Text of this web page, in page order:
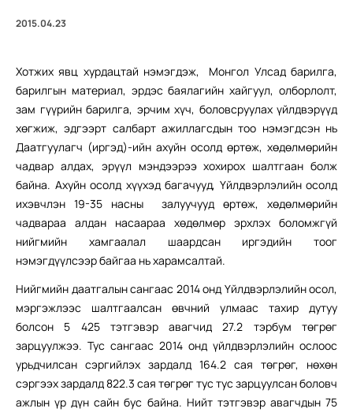
2015.04.23
Хотжих явц хурдацтай нэмэгдэж, Монгол Улсад барилга,
барилгын материал, эрдэс баялагийн хайгуул, олборлолт,
зам гүүрийн барилга, эрчим хүч, боловсруулах үйлдвэрүүд
хөгжиж, эдгээрт салбарт ажиллагсдын тоо нэмэгдсэн нь
Даатгуулагч (иргэд)-ийн ахуйн осолд өртөж, хөдөлмөрийн
чадвар алдах, эрүүл мэндээрээ хохирох шалтгаан болж
байна. Ахуйн осолд хүүхэд багачууд, Үйлдвэрлэлийн осолд
ихэвчлэн 19-35 насны залуучууд өртөж, хөдөлмөрийн
чадвараа алдан насаараа хөдөлмөр эрхлэх боломжгүй
нийгмийн хамгаалал шаардсан иргэдийн тоог
нэмэгдүүлсээр байгаа нь харамсалтай.
Нийгмийн даатгалын сангаас 2014 онд Үйлдвэрлэлийн осол,
мэргэжлээс шалтгаалсан өвчний улмаас тахир дутуу
болсон 5 425 тэтгэвэр авагчид 27.2 тэрбум төгрөг
зарцуулжээ. Тус сангаас 2014 онд үйлдвэрлэлийн ослоос
урьдчилсан сэргийлэх зардалд 164.2 сая төгрөг, нөхөн
сэргээх зардалд 822.3 сая төгрөг тус тус зарцуулсан боловч
ажлын үр дүн сайн бус байна. Нийт тэтгэвэр авагчдын 75